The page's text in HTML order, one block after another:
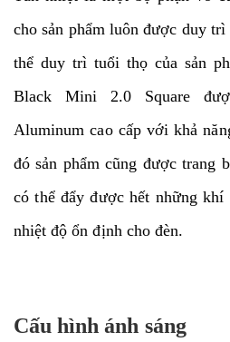
cho sản phẩm luôn được duy
thể duy trì tuổi thọ của sản
Black Mini 2.0 Square
Aluminum cao cấp với khả
đó sản phẩm cũng được trang
có thể đẩy được hết những khí
nhiệt độ ổn định cho đèn.
Cấu hình ánh sáng